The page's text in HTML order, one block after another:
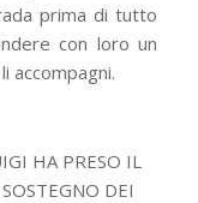
prima di tutto
con loro un
accompagni.
HA PRESO IL
DEI